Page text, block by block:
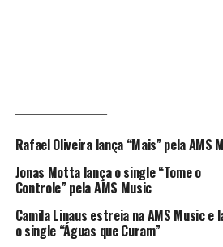
Rafael Oliveira lança “Mais” pela AMS
Jonas Motta lança o single “Tome o
Controle” pela AMS Music
Camila Linaus estreia na AMS Music e
o single “Águas que Curam”